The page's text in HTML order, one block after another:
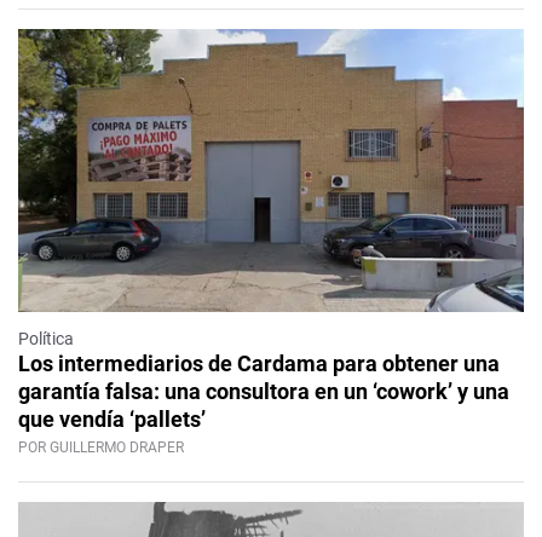
Política
Los intermediarios de Cardama para obtener una
garantía falsa: una consultora en un ‘cowork’ y una
que vendía ‘pallets’
POR GUILLERMO DRAPER